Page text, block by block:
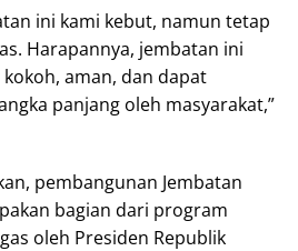
ini kami kebut, namun tetap
Harapannya, jembatan ini
aman, dan dapat
panjang oleh masyarakat,”
pembangunan Jembatan
bagian dari program
oleh Presiden Republik